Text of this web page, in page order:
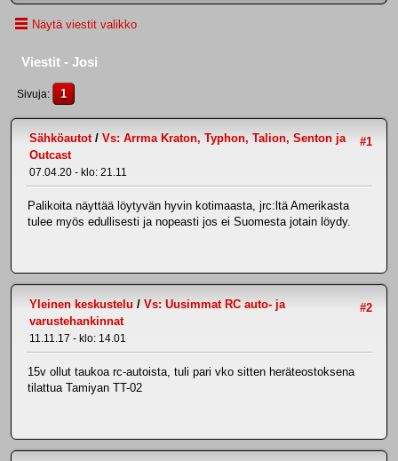
Näytä viestit valikko
Viestit - Josi
Sivuja 1
#1
Sähköautot/ Vs: Arrma Kraton, Typhon, Talion, Senton ja
Outcast
07.04.20 - klo: 21.11
Palikoita näyttää löytyvän hyvin kotimaasta, jrc:ltä Amerikasta
tulee myös edullisesti ja nopeasti jos ei Suomesta jotain löydy.
#2
Yleinen keskustelu / Vs: Uusimmat RC auto- ja
varustehankinnat
11.11.17 - klo: 14.01
15v ollut taukoa rc-autoista, tuli pari vko sitten heräteostoksena
tilattua Tamiyan TT-02